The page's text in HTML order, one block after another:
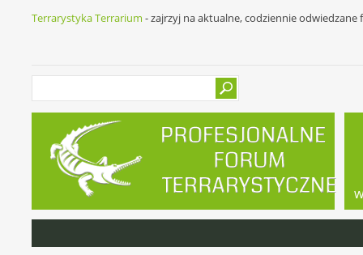
Terrarystyka Terrarium - zajrzyj na aktualne, codziennie